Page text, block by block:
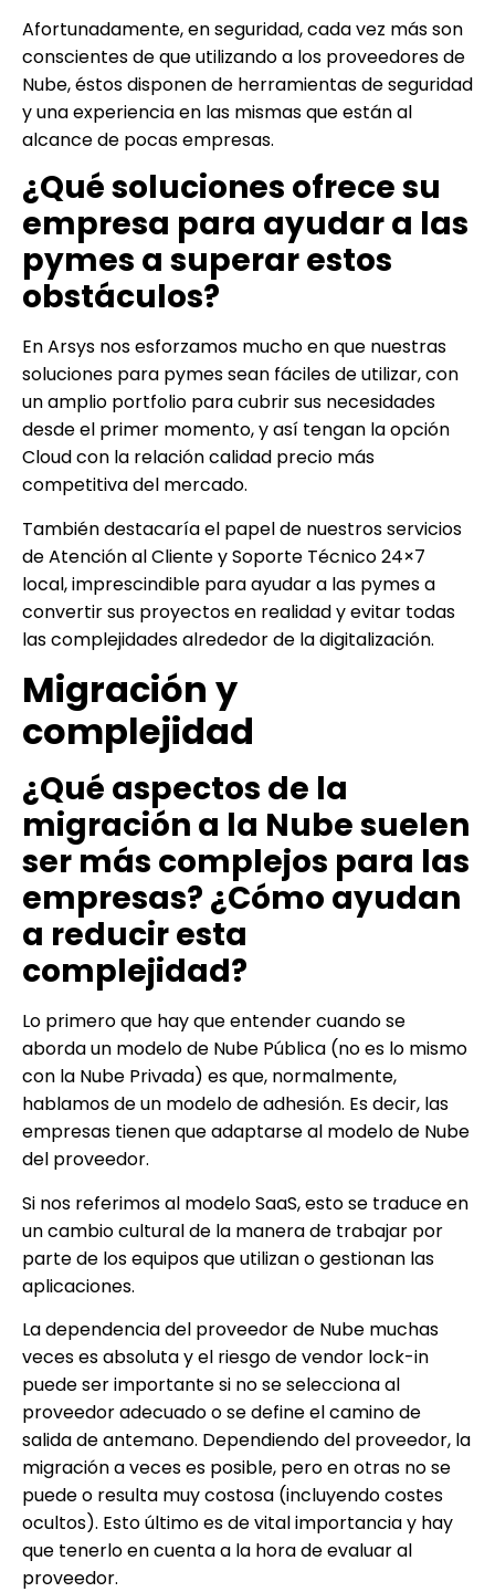
Afortunadamente, en seguridad, cada vez más son
conscientes de que utilizando a los proveedores de
Nube, éstos disponen de herramientas de seguridad
y una experiencia en las mismas que están al
alcance de pocas empresas.
¿Qué soluciones ofrece su
empresa para ayudar a las
pymes a superar estos
obstáculos?
En Arsys nos esforzamos mucho en que nuestras
soluciones para pymes sean fáciles de utilizar, con
un amplio portfolio para cubrir sus necesidades
desde el primer momento, y así tengan la opción
Cloud con la relación calidad precio más
competitiva del mercado.
También destacaría el papel de nuestros servicios
de Atención al Cliente y Soporte Técnico 24×7
local, imprescindible para ayudar a las pymes a
convertir sus proyectos en realidad y evitar todas
las complejidades alrededor de la digitalización.
Migración y
complejidad
¿Qué aspectos de la
migración a la Nube suelen
ser más complejos para las
empresas? ¿Cómo ayudan
a reducir esta
complejidad?
Lo primero que hay que entender cuando se
aborda un modelo de Nube Pública (no es lo mismo
con la Nube Privada) es que, normalmente,
hablamos de un modelo de adhesión. Es decir, las
empresas tienen que adaptarse al modelo de Nube
del proveedor.
Si nos referimos al modelo SaaS, esto se traduce en
un cambio cultural de la manera de trabajar por
parte de los equipos que utilizan o gestionan las
aplicaciones.
La dependencia del proveedor de Nube muchas
veces es absoluta y el riesgo de vendor lock-in
puede ser importante si no se selecciona al
proveedor adecuado o se define el camino de
salida de antemano. Dependiendo del proveedor, la
migración a veces es posible, pero en otras no se
puede o resulta muy costosa (incluyendo costes
ocultos). Esto último es de vital importancia y hay
que tenerlo en cuenta a la hora de evaluar al
proveedor.